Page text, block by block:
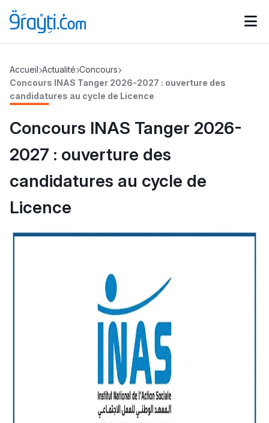
Catégories
d'actualités
Calendrier des concours
Accueil Actualité Concours
Concours INAS Tanger 2026-2027 : ouverture des
candidatures au cycle de Licence
Concours INAS Tanger 2026-
2027 : ouverture des
candidatures au cycle de
Licence